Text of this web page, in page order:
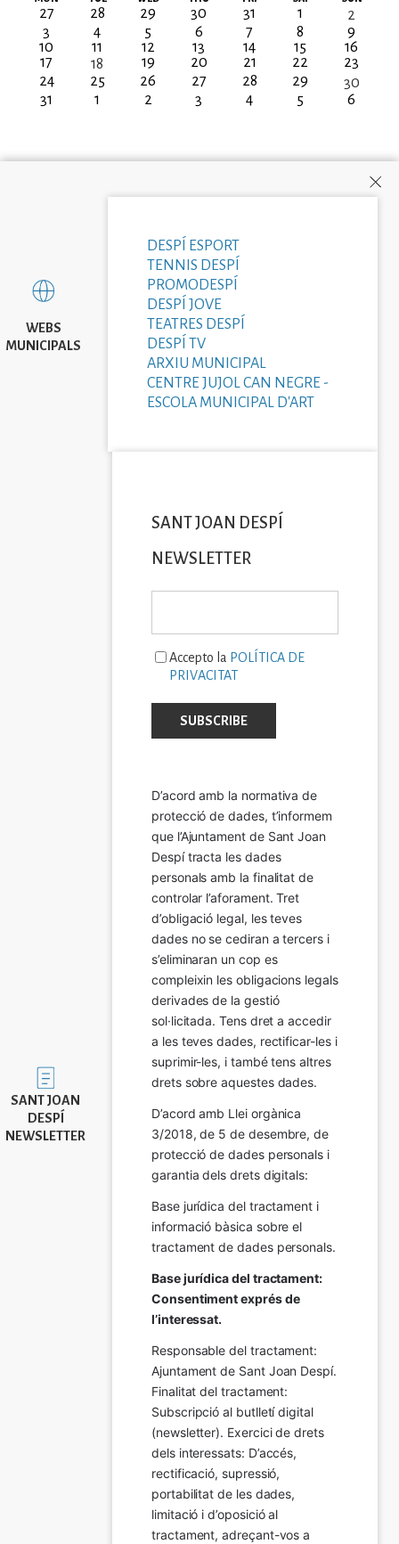
27 28 29 30 31 1
2
3
4 5 6 7 8
9
10
11 12 13 14 15
16
17
18 19 20 21 22
23
24
25 26 27 28 29
30
31
1 2 3 4 5 6
WEBS
MUNICIPALS
DESPÍ ESPORT
TENNIS DESPÍ
PROMODESPÍ
DESPÍ JOVE
TEATRES DESPÍ
DESPÍ TV
ARXIU MUNICIPAL
CENTRE JUJOL CAN NEGRE -
ESCOLA MUNICIPAL D'ART
Imatge
SANT JOAN
DESPÍ
NEWSLETTER
SANT JOAN DESPÍ
NEWSLETTER
Accepto la POLÍTICA DE
PRIVACITAT
D’acord amb la normativa de
protecció de dades, t’informem
que l’Ajuntament de Sant Joan
Despí tracta les dades
personals amb la finalitat de
controlar l’aforament. Tret
d’obligació legal, les teves
dades no se cediran a tercers i
s’eliminaran un cop es
compleixin les obligacions legals
derivades de la gestió
sol·licitada. Tens dret a accedir
a les teves dades, rectificar-les i
suprimir-les, i també tens altres
drets sobre aquestes dades.
D’acord amb Llei orgànica
3/2018, de 5 de desembre, de
protecció de dades personals i
garantia dels drets digitals:
Base jurídica del tractament i
informació bàsica sobre el
tractament de dades personals.
Base jurídica del tractament:
Consentiment exprés de
l’interessat.
Responsable del tractament:
Ajuntament de Sant Joan Despí.
Finalitat del tractament:
Subscripció al butlletí digital
(newsletter). Exercici de drets
dels interessats: D’accés,
rectificació, supressió,
portabilitat de les dades,
limitació i d’oposició al
tractament, adreçant-vos a